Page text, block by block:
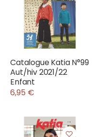
Catalogue Katia N°99
Aut/hiv 2021/22
Enfant
6,95 €